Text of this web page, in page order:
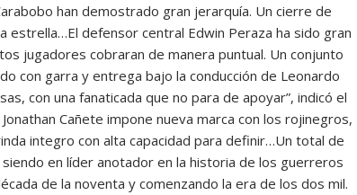
han demostrado gran jerarquía. Un cierre de
estrella…El defensor central Edwin Peraza ha sido gran
jugadores cobraran de manera puntual. Un conjunto
con garra y entrega bajo la conducción de Leonardo
con una fanaticada que no para de apoyar”, indicó el
Cañete impone nueva marca con los rojinegros,
integro con alta capacidad para definir…Un total de
en líder anotador en la historia de los guerreros
de la noventa y comenzando la era de los dos mil.